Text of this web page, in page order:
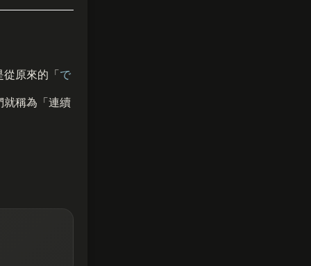
從原來的「 で
就稱為「連續